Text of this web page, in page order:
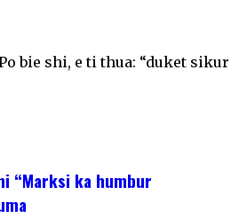
bie shi, e ti thua: “duket sikur
“Marksi ka humbur